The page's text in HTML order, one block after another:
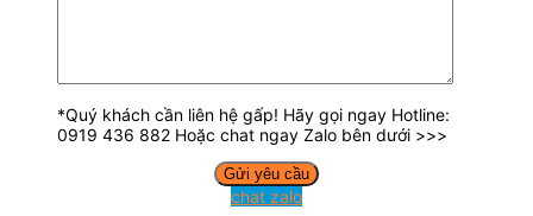
*Quý khách cần liên hệ gấp! Hãy gọi ngay Hotline:
0919 436 882 Hoặc chat ngay Zalo bên dưới >>>
chat zalo